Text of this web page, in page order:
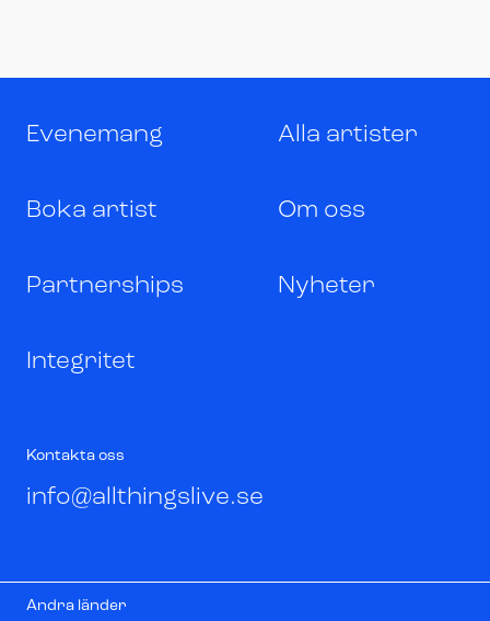
Evenemang Alla artister
Boka artist Om oss
Partnerships Nyheter
Integritet
Kontakta oss
info@allthingslive.se
Andra länder